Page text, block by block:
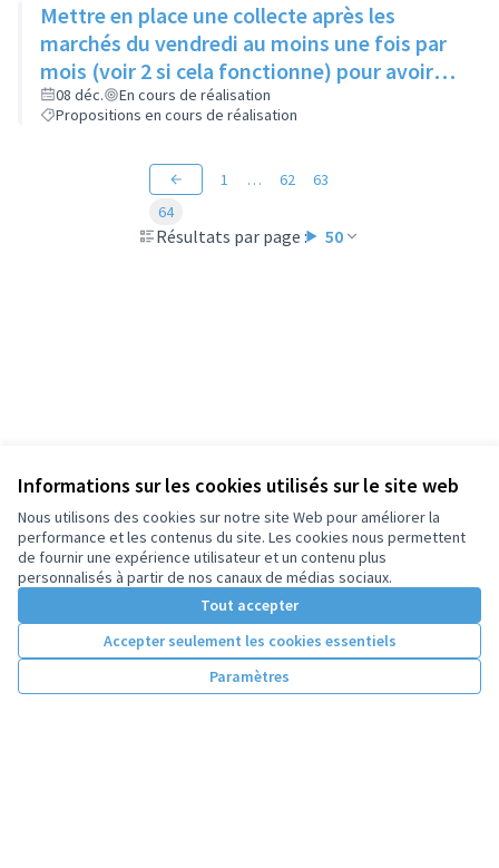
Informations sur les cookies utilisés sur le site web
Nous utilisons des cookies sur notre site Web pour améliorer la
performance et les contenus du site. Les cookies nous permettent
de fournir une expérience utilisateur et un contenu plus
personnalisés à partir de nos canaux de médias sociaux.
Tout accepter
Accepter seulement les cookies essentiels
Paramètres
Mettre en place une collecte après les
marchés du vendredi au moins une fois par
mois (voir 2 si cela fonctionne) pour avoir
des produits frais pour l'Epice'Rill
08 déc.
En cours de réalisation
Propositions en cours de réalisation
Résultats par page : 50
1 … 62
63
64